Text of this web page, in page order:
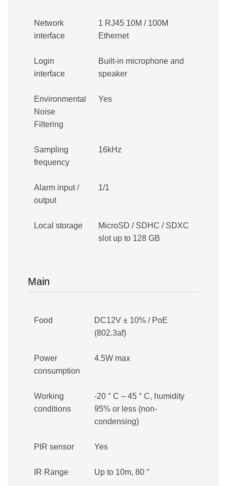
Network
interface
1 RJ45 10M / 100M
Ethernet
Login
interface
Built-in microphone and
speaker
Environmental
Noise
Filtering
Yes
Sampling
frequency
16kHz
Alarm input /
output
1/1
Local storage
MicroSD / SDHC / SDXC
slot up to 128 GB
Main
Food
DC12V ± 10% / PoE
(802.3af)
Power
consumption
4.5W max
Working
conditions
-20 ° C – 45 ° C, humidity
95% or less (non-
condensing)
PIR sensor Yes
IR Range Up to 10m, 80 °